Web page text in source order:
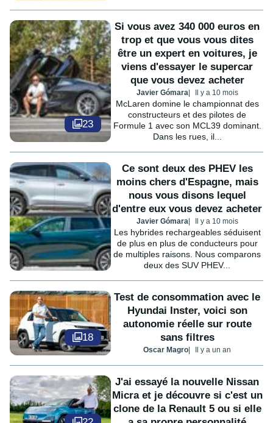
23
Si vous avez 340 000 euros en
trop et que vous vous dites
être un expert en voitures, je
viens d'essayer le supercar
que vous devez acheter
Javier Gómara Il y a 10 mois
McLaren domine le championnat des
constructeurs et des pilotes de
Formule 1 avec son MCL39 dominant.
Dans les rues, il...
Ce sont deux des PHEV les
moins chers d'Espagne, mais
nous vous disons lequel
d'entre eux vous devez acheter
Javier Gómara Il y a 10 mois
Les hybrides rechargeables séduisent
de plus en plus de conducteurs pour
de multiples raisons. Nous comparons
deux des SUV PHEV...
18
Test de consommation avec le
Hyundai Inster, voici son
autonomie réelle sur route
sans filtres
Oscar Magro Il y a un an
J'ai essayé la nouvelle Nissan
Micra et je découvre si c'est un
clone de la Renault 5 ou si elle